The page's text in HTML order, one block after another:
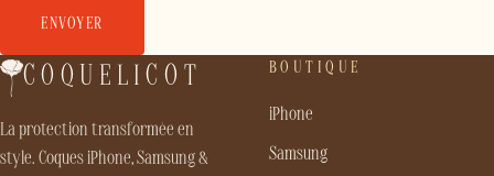
COQUELICOT
La protection transformée en
style. Coques iPhone, Samsung &
BOUTIQUE
iPhone
Samsung